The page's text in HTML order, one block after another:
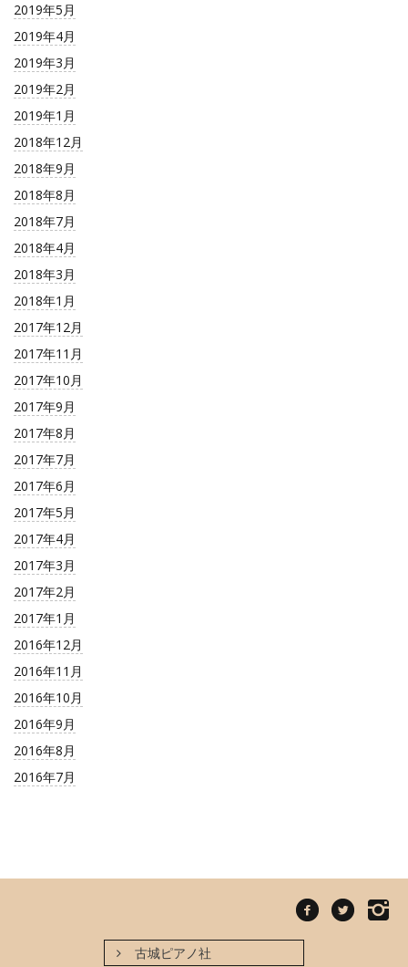
2019年5月
2019年4月
2019年3月
2019年2月
2019年1月
2018年12月
2018年9月
2018年8月
2018年7月
2018年4月
2018年3月
2018年1月
2017年12月
2017年11月
2017年10月
2017年9月
2017年8月
2017年7月
2017年6月
2017年5月
2017年4月
2017年3月
2017年2月
2017年1月
2016年12月
2016年11月
2016年10月
2016年9月
2016年8月
2016年7月
古城ピアノ社